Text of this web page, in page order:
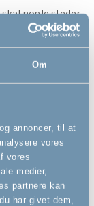
Om
annoncer, til at
vores
vores
medier,
partnere kan
har givet dem,
nogle steder,
for barnet at
på ferie,
osv.
kan vaskes
at den krymper.
Hvis der
som du vil
klud med lidt
er væk. Læg
terrassen.